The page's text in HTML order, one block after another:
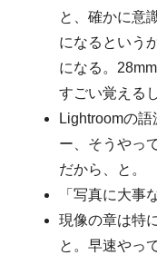
と、確かに意
になるという
になる。
すごい覚えるし
Lightroomの
ー、そうやっ
だから、と。
「写真に大事
現像の章は特
と。早速やっ